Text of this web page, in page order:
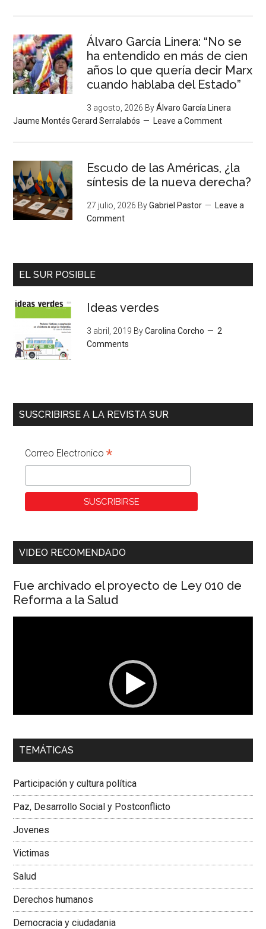
Álvaro García Linera: “No se
ha entendido en más de cien
años lo que quería decir Marx
cuando hablaba del Estado”
3 agosto, 2026 ByÁlvaro García Linera
Jaume Montés Gerard Serralabós
Leave a Comment
Escudo de las Américas, ¿la
síntesis de la nueva derecha?
27 julio, 2026 ByGabriel Pastor
Leave a
Comment
EL SUR POSIBLE
Ideas verdes
3 abril, 2019 ByCarolina Corcho
2
Comments
SUSCRIBIRSE A LA REVISTA SUR
Correo Electronico*
VIDEO RECOMENDADO
Fue archivado el proyecto de Ley 010 de
Reforma a la Salud
00:00 01:04
Dra. Carolina Corcho Mejía,Presidenta Corporación
Colombiana
TEMÁTICAS
Participación y cultura política
Paz, Desarrollo Social y Postconflicto
Jovenes
Victimas
Salud
Derechos humanos
Democracia y ciudadania